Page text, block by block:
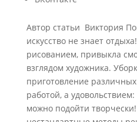
Автор статьи Виктория
искусство не знает
рисованием, привыкла
взглядом художника.
приготовление
работой, а
можно подойти